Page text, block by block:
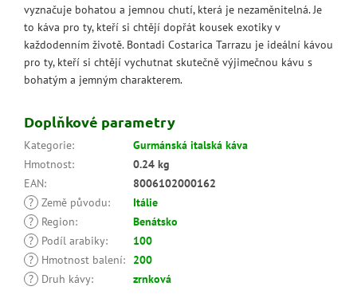
vyznačuje bohatou a jemnou chutí, která je nezaměnitelná. Je
to káva pro ty, kteří si chtějí dopřát kousek exotiky v
každodenním životě. Bontadi Costarica Tarrazu je ideální kávou
pro ty, kteří si chtějí vychutnat skutečně výjimečnou kávu s
bohatým a jemným charakterem.
Doplňkové parametry
Kategorie:
Gurmánská italská káva
Hmotnost:
0.24 kg
EAN:
8006102000162
? Země původu:
Itálie
?
Region:
Benátsko
?
Podíl arabiky:
100
?
Hmotnost balení:
200
?
Druh kávy: zrnková